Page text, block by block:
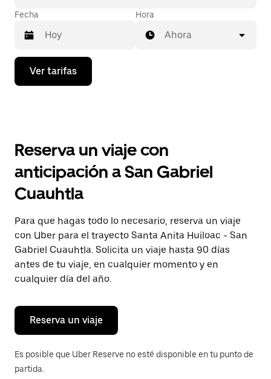
Fecha
Presiona
flecha
el
y
selecciona
una
Presiona
la
tecla Esc
para
cerrar
el
calendario.
Hora
Ahora
Ver tarifas
Reserva un viaje con
anticipación a San Gabriel
Cuauhtla
Para que hagas todo lo necesario, reserva un viaje
con Uber para el trayecto Santa Anita Huiloac - San
Gabriel Cuauhtla. Solicita un viaje hasta 90 días
antes de tu viaje, en cualquier momento y en
cualquier día del año.
Reserva un viaje
Es posible que Uber Reserve no esté disponible en tu punto de
partida.